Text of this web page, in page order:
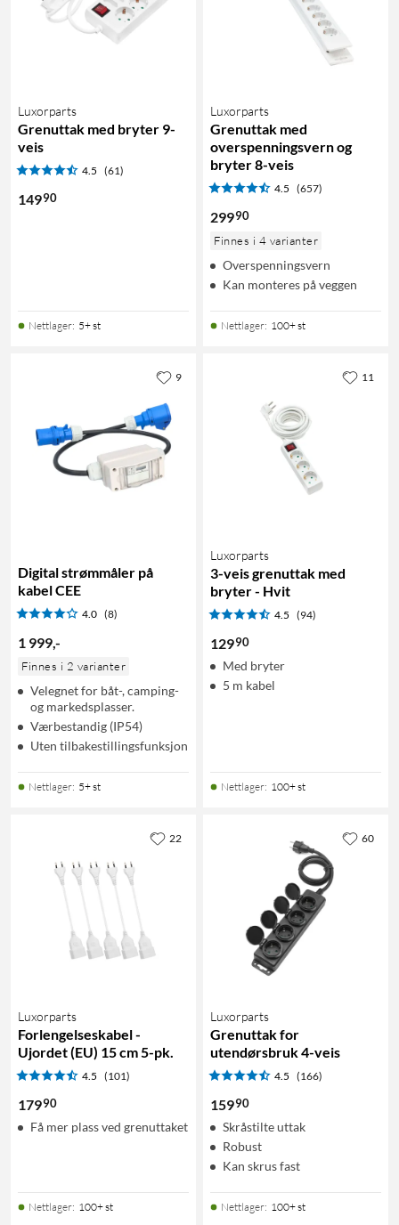
Luxorparts
Grenuttak med bryter 9-
veis
4.5 (61)
14990
Nettlager: 5+ st
Luxorparts
Grenuttak med
overspenningsvern og
bryter 8-veis
4.5 (657)
29990
Finnes i 4 varianter
Overspenningsvern
Kan monteres på veggen
Nettlager: 100+ st
Digital strømmåler på
kabel CEE
4.0 (8)
1 999,-
Finnes i 2 varianter
Velegnet for båt-, camping-
og markedsplasser.
Værbestandig (IP54)
Uten tilbakestillingsfunksjon
Nettlager: 5+ st
9
Luxorparts
3-veis grenuttak med
bryter - Hvit
4.5 (94)
12990
Med bryter
5 m kabel
Nettlager: 100+ st
11
Luxorparts
Forlengelseskabel -
Ujordet (EU) 15 cm 5-pk.
4.5 (101)
17990
Få mer plass ved grenuttaket
Nettlager: 100+ st
22
Luxorparts
Grenuttak for
utendørsbruk 4-veis
4.5 (166)
15990
Skråstilte uttak
Robust
Kan skrus fast
Nettlager: 100+ st
60